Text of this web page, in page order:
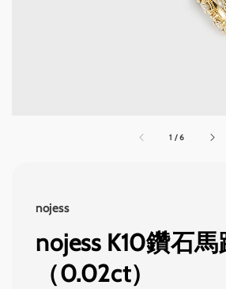
1 /6
nojess
nojess K10鑽石
（0.02ct）